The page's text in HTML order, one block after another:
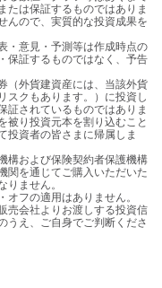
いう言葉があると。
よし」の三つの「よ
買い手も満足し、社
いうことを示してい
を取り込むことがで
えば、お客様からお
、環境対策にしっか
とチェックしてから
達成するために役立
るようにする。ある
たは保証するものではありま
んので、実質的な投資成果を
保証するものではなく、予告
スクもあります。）に投資し
証されているものではありま
被り投資元本を割り込むこと
投資者の皆さまに帰属しま
関を通じてご購入いただいた
ません。
うえ、ご自身でご判断くださ